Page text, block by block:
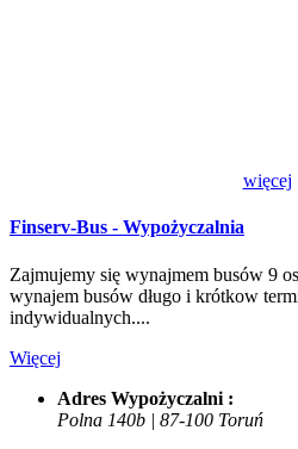
więcej
Finserv-Bus - Wypożyczalnia
Zajmujemy się wynajmem busów 9
wynajem busów długo i krótkow
indywidualnych....
Więcej
Adres Wypożyczalni :
Polna 140b | 87-100 Toruń